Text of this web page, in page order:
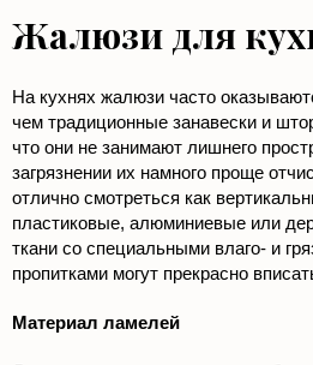
Жалюзи для
На кухнях жалюзи часто
чем традиционные занавески и
что они не занимают лишнего
загрязнении их намного проще
отлично смотреться как
пластиковые, алюминиевые или
ткани со специальными влаго- и
пропитками могут прекрасно
Материал ламелей